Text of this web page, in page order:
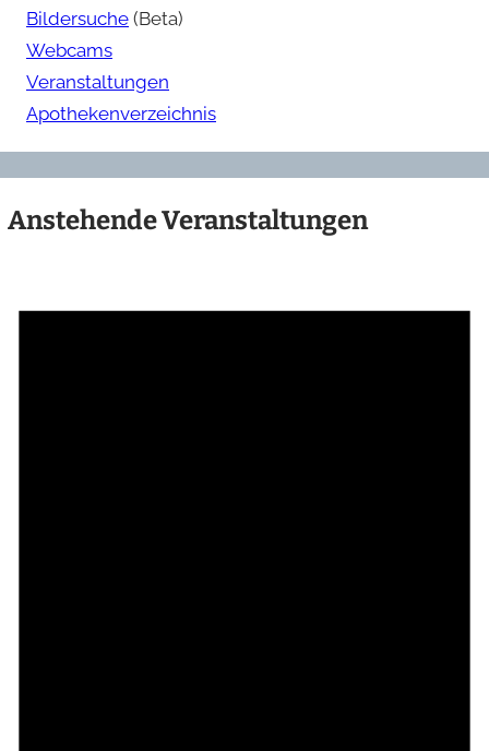
Bildersuche (Beta)
Webcams
Veranstaltungen
Apothekenverzeichnis
Anstehende Veranstaltungen